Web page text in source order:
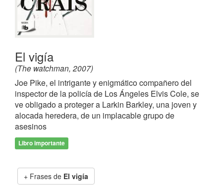
El vigía
(The watchman, 2007)
Joe Pike, el intrigante y enigmático compañero del
inspector de la policía de Los Ángeles Elvis Cole, se
ve obligado a proteger a Larkin Barkley, una joven y
alocada heredera, de un implacable grupo de
asesinos
Libro importante
Frases de El vigía